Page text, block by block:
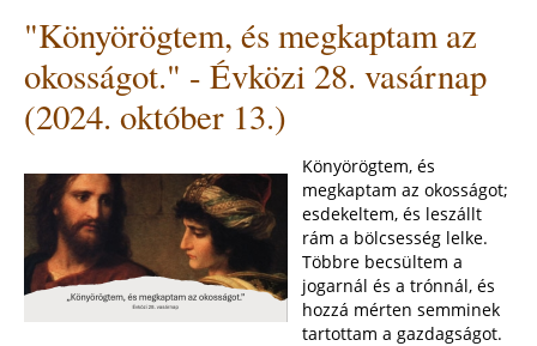
are
here
to
top
"Könyörögtem, és megkaptam az
okosságot." - Évközi 28. vasárnap
(2024. október 13.)
Könyörögtem, és
megkaptam az okosságot;
esdekeltem, és leszállt
rám a bölcsesség lelke.
Többre becsültem a
jogarnál és a trónnál, és
hozzá mérten semminek
tartottam a gazdagságot.